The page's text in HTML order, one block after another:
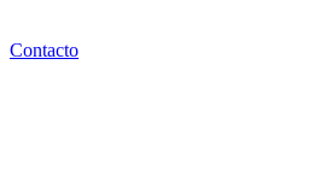
Contacto